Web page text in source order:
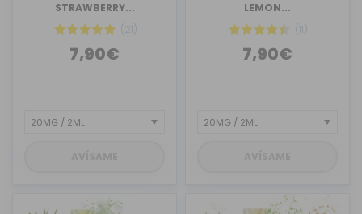
STRAWBERRY...
(21)
7,90€
LEMON...
(11)
7,90€